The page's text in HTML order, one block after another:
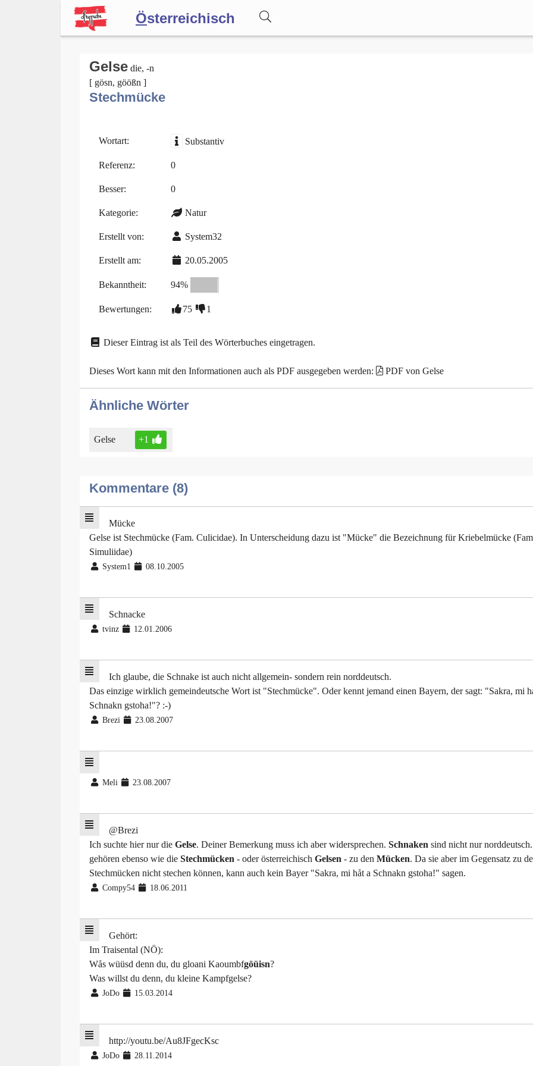
Österreichisch
Forum
Blog
Gelse die, -n
[ gösn, göößn ]
Stechmücke
Wortart: Substantiv
Referenz: 0
Besser: 0
Kategorie: Natur
Erstellt von: System32
Erstellt am: 20.05.2005
Bekanntheit: 94%
Bewertungen: 75 1
Dieser Eintrag ist als Teil des Wörterbuches eingetragen.
Dieses Wort kann mit den Informationen auch als PDF ausgegeben werden: PDF von Gelse
Ähnliche Wörter
Gelse +1
Kommentare (8)
Mücke
Gelse ist Stechmücke (Fam. Culicidae). In Unterscheidung dazu ist "Mücke" die Bezeichnung für Kriebelmücke
Simuliidae)
System1 08.10.2005
Schnacke
tvinz 12.01.2006
Ich glaube, die Schnake ist auch nicht allgemein- sondern rein norddeutsch.
Das einzige wirklich gemeindeutsche Wort ist "Stechmücke". Oder kennt jemand einen Bayern, der sagt: "Sakra, mi
Schnakn gstoha!"? :-)
Brezi 23.08.2007
Meli 23.08.2007
@Brezi
Ich suchte hier nur die Gelse. Deiner Bemerkung muss ich aber widersprechen. Schnaken sind nicht nur
gehören ebenso wie die Stechmücken - oder österreichisch Gelsen - zu den Mücken. Da sie aber im Gegensatz zu
Stechmücken nicht stechen können, kann auch kein Bayer "Sakra, mi håt a Schnakn gstoha!" sagen.
Compy54 18.06.2011
Gehört:
Im Traisental (NÖ):
Wås wüüsd denn du, du gloani Kaoumbfgöüisn?
Was willst du denn, du kleine Kampfgelse?
JoDo 15.03.2014
http://youtu.be/Au8JFgecKsc
JoDo 28.11.2014